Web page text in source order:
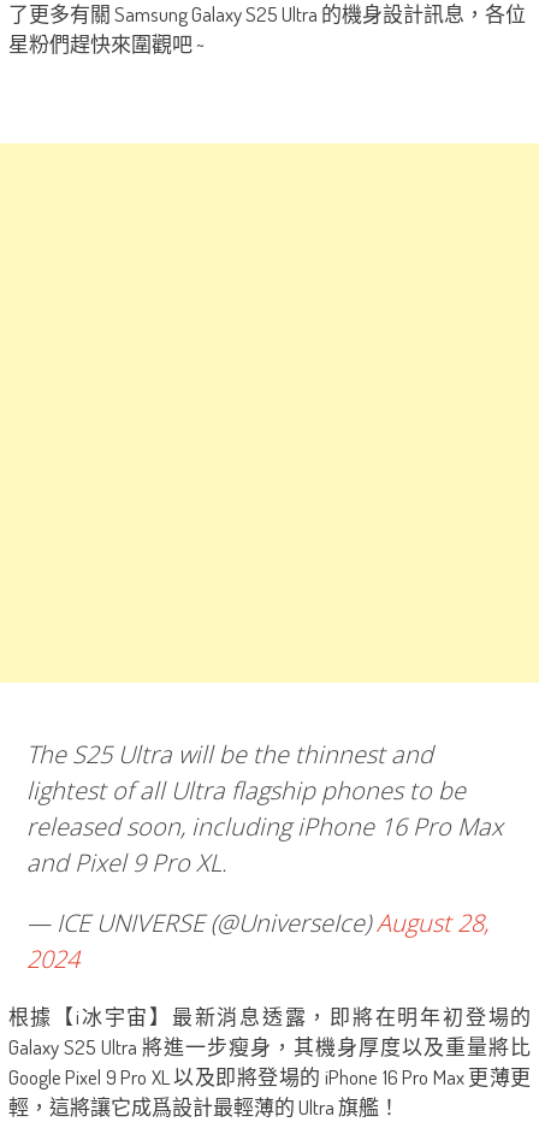
了更多有關 Samsung Galaxy S25 Ultra 的機身設計訊息，各位
星粉們趕快來圍觀吧 ~
The S25 Ultra will be the thinnest and
lightest of all Ultra flagship phones to be
released soon, including iPhone 16 Pro Max
and Pixel 9 Pro XL.
— ICE UNIVERSE (@UniverseIce)August 28,
2024
根據【i冰宇宙】最新消息透露，即將在明年初登場的
Galaxy S25 Ultra 將進一步瘦身，其機身厚度以及重量將比
Google Pixel 9 Pro XL 以及即將登場的 iPhone 16 Pro Max 更薄更
輕，這將讓它成爲設計最輕薄的 Ultra 旗艦！